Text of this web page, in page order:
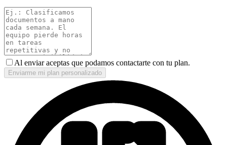
Al enviar aceptas que podamos contactarte con tu plan.
Enviarme mi plan personalizado